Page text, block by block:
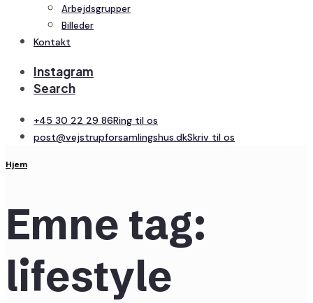
Arbejdsgrupper
Billeder
Kontakt
Instagram
Search
+45 30 22 29 86Ring til os
post@vejstrupforsamlingshus.dkSkriv til os
Hjem
Emne tag:
lifestyle